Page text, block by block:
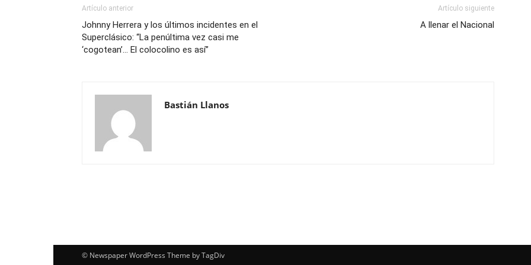
Artículo anterior
Johnny Herrera y los últimos incidentes en el
Superclásico: “La penúltima vez casi me
‘cogotean’… El colocolino es así”
Artículo siguiente
A llenar el Nacional
Bastián Llanos
© Newspaper WordPress Theme by TagDiv